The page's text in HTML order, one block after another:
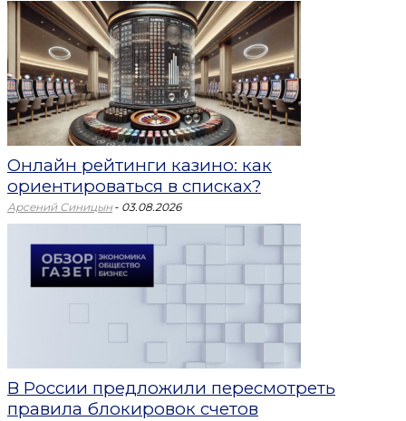
Онлайн рейтинги казино: как
ориентироваться в списках?
Арсений Синицын - 03.08.2026
В России предложили пересмотреть
правила блокировок счетов